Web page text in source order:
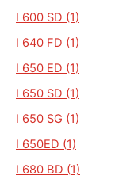
I 600 SD (1)
I 640 FD (1)
I 650 ED (1)
I 650 SD (1)
I 650 SG (1)
I 650ED (1)
I 680 BD (1)